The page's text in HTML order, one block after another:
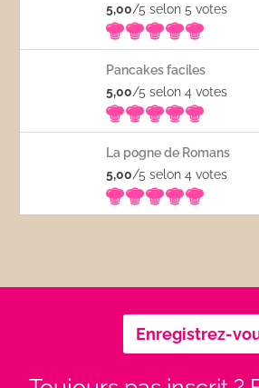
5,00/5 selon 5votes
Pancakes faciles
5,00/5 selon 4votes
La pogne de Romans
5,00/5 selon 4votes
Enregistrez-